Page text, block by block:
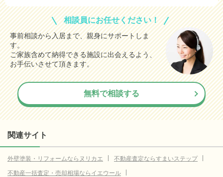
相談員にお任せください！
事前相談から入居まで、親身にサポートしま
す。
ご家族含めて納得できる施設に出会えるよう、
お手伝いさせて頂きます。
無料で相談する
関連サイト
外壁塗装・リフォームならヌリカエ
不動産査定ならすまいステップ
不動産一括査定・売却相場ならイエウール